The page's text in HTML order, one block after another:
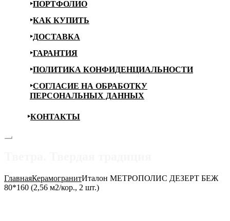
ПОРТФОЛИО
КАК КУПИТЬ
ДОСТАВКА
ГАРАНТИЯ
ПОЛИТИКА КОНФИДЕНЦИАЛЬНОСТИ
СОГЛАСИЕ НА ОБРАБОТКУ
ПЕРСОНАЛЬНЫХ ДАННЫХ
КОНТАКТЫ
ГлавнаяКерамогранитИталон МЕТРОПОЛИС ДЕЗЕРТ БЕЖ
80*160 (2,56 м2/кор., 2 шт.)